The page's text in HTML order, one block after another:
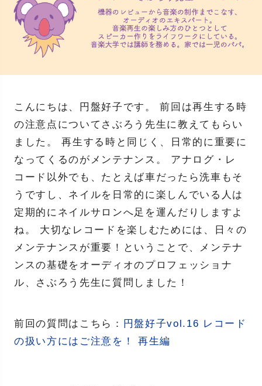
こんにちは、円盤好子です。 前回は再生する時
の注意点についてさぶろう先生に教えてもらい
ました。 再生する時と同じく、日常的に重要に
なってくるのがメンテナンス。 アナログ・レ
コード以外でも、たとえば車だったら洗車もそ
うですし、ネイルを日常的に楽しんでいる人は
定期的にネイルサロンへ足を運んだりしますよ
ね。 大切なレコードを楽しむためには、日々の
メンテナンスが重要！ということで、メンテナ
ンスの基礎をオーディオのプロフェッショナ
ル、さぶろう先生に質問しました！
前回の質問はこちら：
円盤好子vol.16 レコード
の扱い方にはご注意を！ 再生編